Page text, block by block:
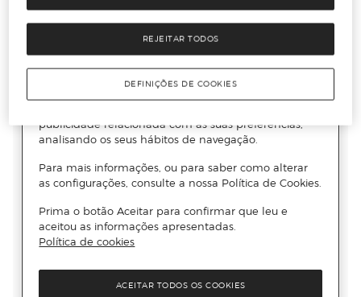
REJEITAR TODOS
DEFINIÇÕES DE COOKIES